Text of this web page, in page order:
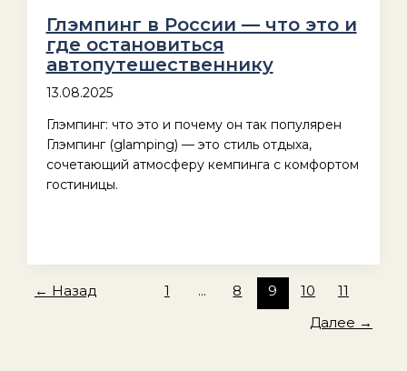
Глэмпинг в России — что это и
где остановиться
автопутешественнику
13.08.2025
Глэмпинг: что это и почему он так популярен
Глэмпинг (glamping) — это стиль отдыха,
сочетающий атмосферу кемпинга с комфортом
гостиницы.
← Назад 1 … 8 9 10
11
Далее →